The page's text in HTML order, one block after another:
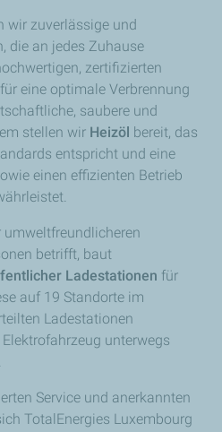
wir zuverlässige und
die an jedes Zuhause
zertifizierten
eine optimale Verbrennung
saubere und
stellen wir Heizöl bereit, das
entspricht und eine
einen effizienten Betrieb
umweltfreundlicheren
betrifft, baut
Ladestationen für
auf 19 Standorte im
Ladestationen
unterwegs
Service und anerkannten
TotalEnergies Luxembourg